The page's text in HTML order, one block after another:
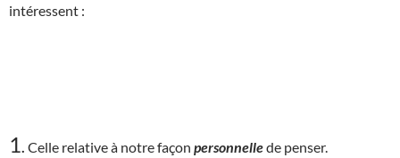
intéressent :
1 Celle relative à notre façon personnellede penser.